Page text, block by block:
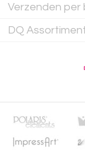
Verzenden per
DQ